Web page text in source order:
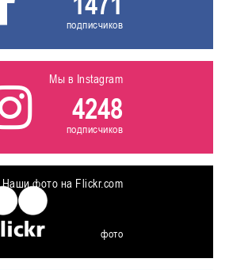
подписчиков
Мы в Instagram
4248
подписчиков
Наши фото на Flickr.com
фото